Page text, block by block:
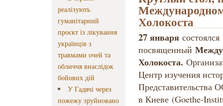
реалізують
гуманітарний
проєкт із лікування
українців з
травмами очей та
обличчя внаслідок
бойових дій
У Гадячі через
пожежу зруйновано
Холокоста
27 января
посвященный
Холокоста.
Центр изучения
Представительства
в Киеве (Goethe-